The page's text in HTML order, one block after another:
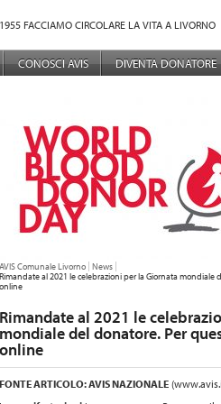
FACCIAMO CIRCOLARE LA VITA A LIVORNO
PRINCIPALE
CONOSCI AVIS DIVENTA DONATORE
TU SEI QUI:
AVIS Comunale Livorno News
Rimandate al 2021 le celebrazioni per la Giornata
online
Rimandate al 2021 le
mondiale del donatore. Per
online
FONTE ARTICOLO: AVIS NAZIONALE